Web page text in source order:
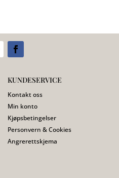
KUNDESERVICE
Kontakt oss
Min konto
Kjøpsbetingelser
Personvern & Cookies
Angrerettskjema